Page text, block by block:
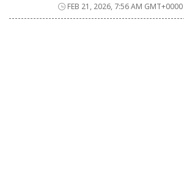
FEB 21, 2026, 7:56 AM GMT+0000